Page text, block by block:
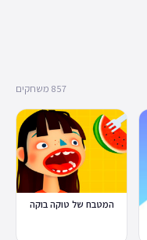
857 משחקים
המטבח של טוקה בוקה